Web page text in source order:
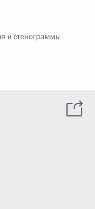
и стенограммы